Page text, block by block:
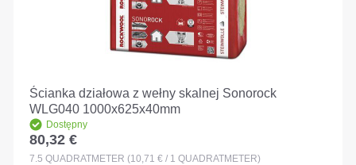
Ścianka działowa z wełny skalnej Sonorock
WLG040 1000x625x40mm
Dostępny
Cena regularna:
80,32 €
7.5 QUADRATMETER (10,71 € / 1 QUADRATMETER)